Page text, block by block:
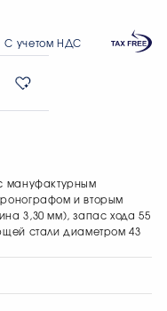
С учетом НДС
мануфактурным
и вторым
3,30 мм), запас хода 55
стали диаметром 43